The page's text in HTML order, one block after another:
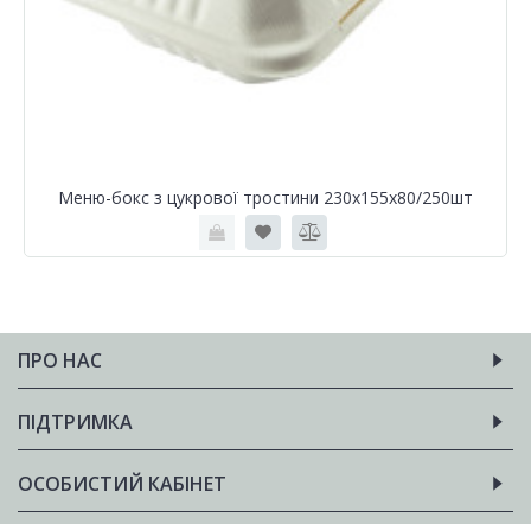
Меню-бокс з цукрової тростини 230х155х80/250шт
ПРО НАС
ПІДТРИМКА
ОСОБИСТИЙ КАБІНЕТ